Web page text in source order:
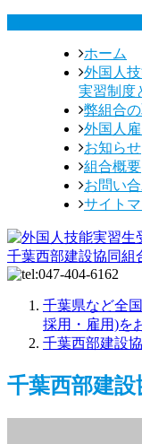
ホーム
外国人
実習制度
弊組合
外国人
お知らせ
組合概要
お問い
サイト
千葉県など全
採用・雇用)を
千葉西部建設
千葉西部建設